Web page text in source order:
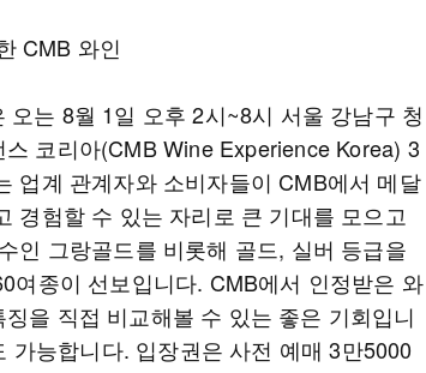
CMB 와인
오는 8월 1일 오후 2시~8시 서울 강남구 청
코리아(CMB Wine Experience Korea) 3
업계 관계자와 소비자들이 CMB에서 메달
경험할 수 있는 자리로 큰 기대를 모으고
인 그랑골드를 비롯해 골드, 실버 등급을
여종이 선보입니다. CMB에서 인정받은 와
을 직접 비교해볼 수 있는 좋은 기회입니
가능합니다. 입장권은 사전 예매 3만5000